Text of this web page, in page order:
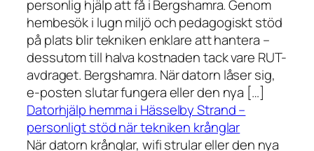
personlig hjälp att få i Bergshamra. Genom
hembesök i lugn miljö och pedagogiskt stöd
på plats blir tekniken enklare att hantera –
dessutom till halva kostnaden tack vare RUT-
avdraget. Bergshamra. När datorn låser sig,
e-posten slutar fungera eller den nya […]
Datorhjälp hemma i Hässelby Strand –
personligt stöd när tekniken krånglar
När datorn krånglar, wifi strular eller den nya